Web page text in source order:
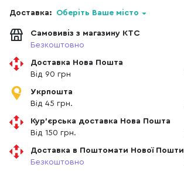
Доставка: Оберіть Ваше місто
Самовивіз з магазину КТС
Безкоштовно
Доставка Нова Пошта
Від 90 грн
Укрпошта
Від 45 грн.
Кур'єрська доставка Нова Пошта
Від 150 грн.
Доставка в Поштомати Нової Пошти
Безкоштовно